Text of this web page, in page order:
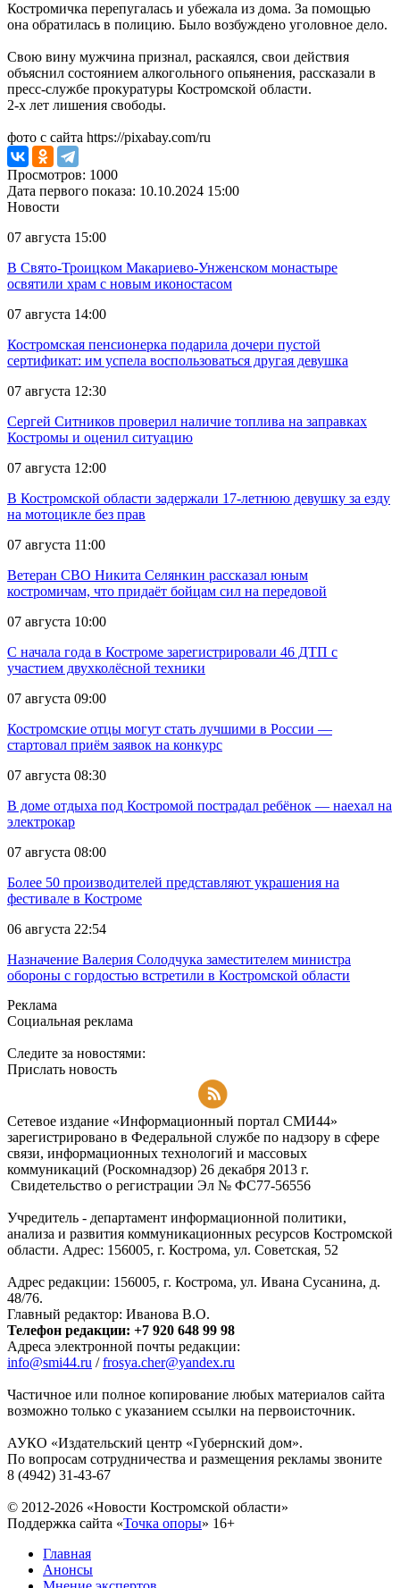
Костромичка перепугалась и убежала из дома. За помощью
она обратилась в полицию. Было возбуждено уголовное дело.
Свою вину мужчина признал, раскаялся, свои действия
объяснил состоянием алкогольного опьянения, рассказали в
пресс-службе прокуратуры Костромской области.
2-х лет лишения свободы.
фото с сайта https://pixabay.com/ru
Просмотров: 1000
Дата первого показа: 10.10.2024 15:00
Новости
07 августа 15:00
В Свято-Троицком Макариево-Унженском монастыре
освятили храм с новым иконостасом
07 августа 14:00
Костромская пенсионерка подарила дочери пустой
сертификат: им успела воспользоваться другая девушка
07 августа 12:30
Сергей Ситников проверил наличие топлива на заправках
Костромы и оценил ситуацию
07 августа 12:00
В Костромской области задержали 17-летнюю девушку за езду
на мотоцикле без прав
07 августа 11:00
Ветеран СВО Никита Селянкин рассказал юным
костромичам, что придаёт бойцам сил на передовой
07 августа 10:00
С начала года в Костроме зарегистрировали 46 ДТП с
участием двухколёсной техники
07 августа 09:00
Костромские отцы могут стать лучшими в России —
стартовал приём заявок на конкурс
07 августа 08:30
В доме отдыха под Костромой пострадал ребёнок — наехал на
электрокар
07 августа 08:00
Более 50 производителей представляют украшения на
фестивале в Костроме
06 августа 22:54
Назначение Валерия Солодчука заместителем министра
обороны с гордостью встретили в Костромской области
Реклама
Социальная реклама
Следите за новостями:
Прислать новость
Сетевое издание «Информационный портал СМИ44»
зарегистрировано в Федеральной службе по надзору в сфере
связи, информационных технологий и массовых
коммуникаций (Роскомнадзор) 26 декабря 2013 г.
Свидетельство о регистрации Эл № ФC77-56556
Учредитель - департамент информационной политики,
анализа и развития коммуникационных ресурсов Костромской
области. Адрес: 156005, г. Кострома, ул. Советская, 52
Адрес редакции: 156005, г. Кострома, ул. Ивана Сусанина, д.
48/76.
Главный редактор: Иванова В.О.
Телефон редакции: +7 920 648 99 98
Адреса электронной почты редакции:
info@smi44.ru /frosya.cher@yandex.ru
Частичное или полное копирование любых материалов сайта
возможно только с указанием ссылки на первоисточник.
АУКО «Издательский центр «Губернский дом».
По вопросам сотрудничества и размещения рекламы звоните
8 (4942) 31-43-67
© 2012-2026 «Новости Костромской области»
Поддержка сайта «Точка опоры» 16+
Главная
Анонсы